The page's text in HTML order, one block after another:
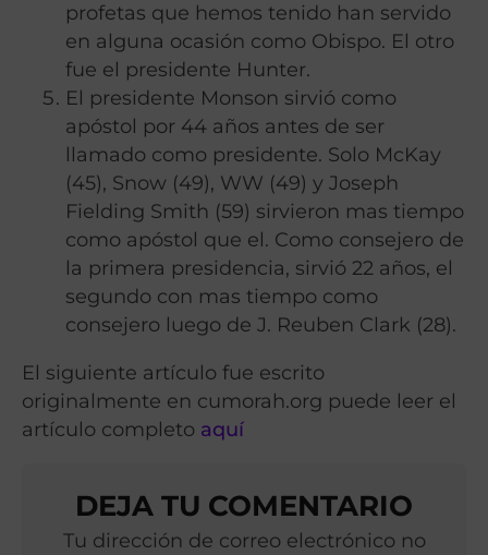
profetas que hemos tenido han servido
en alguna ocasión como Obispo. El otro
fue el presidente Hunter.
El presidente Monson sirvió como
apóstol por 44 años antes de ser
llamado como presidente. Solo McKay
(45), Snow (49), WW (49) y Joseph
Fielding Smith (59) sirvieron mas tiempo
como apóstol que el. Como consejero de
la primera presidencia, sirvió 22 años, el
segundo con mas tiempo como
consejero luego de J. Reuben Clark (28).
El siguiente artículo fue escrito
originalmente en cumorah.org puede leer el
artículo completo aquí
DEJA TU COMENTARIO
Tu dirección de correo electrónico no